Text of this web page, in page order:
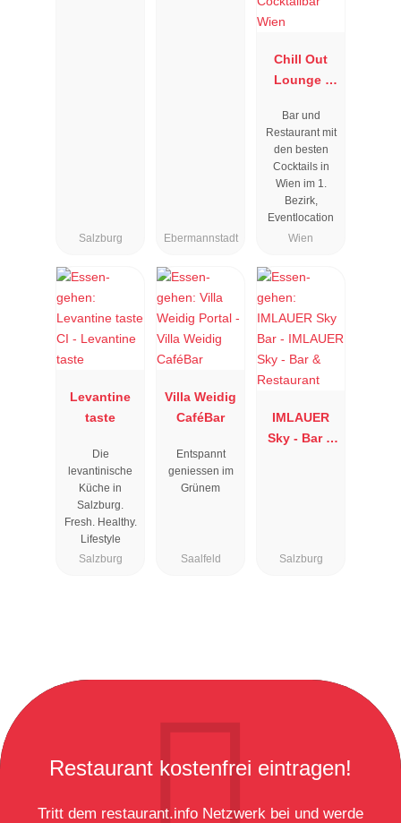
Salzburg Ebermannstadt
Chill Out
Lounge I
Wien
Bar und
Restaurant mit
den besten
Cocktails in
Wien im 1.
Bezirk,
Eventlocation
Wien
Levantine
taste
Die
levantinische
Küche in
Salzburg.
Fresh. Healthy.
Lifestyle
Salzburg
Villa Weidig
CaféBar
Entspannt
geniessen im
Grünem
Saalfeld
IMLAUER
Sky - Bar &
Salzburg
Restaurant kostenfrei eintragen!
Tritt dem restaurant.info Netzwerk bei und werde